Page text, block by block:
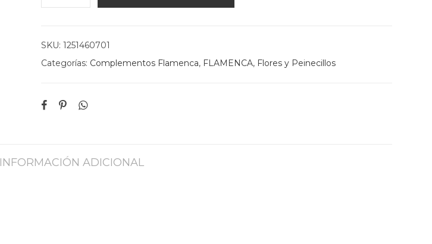
SKU: 1251460701
Categorías: Complementos Flamenca, FLAMENCA, Flores y Peinecillos
INFORMACIÓN ADICIONAL